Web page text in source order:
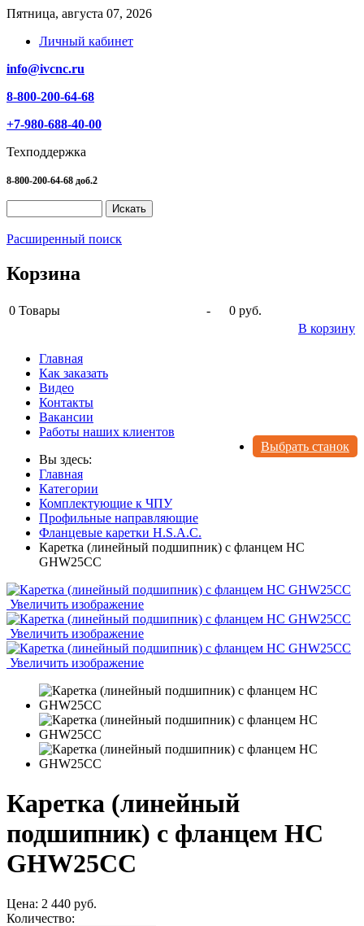
Пятница, августа 07, 2026
Личный кабинет
info@ivcnc.ru
8-800-200-64-68
+7-980-688-40-00
Техподдержка
8-800-200-64-68 доб.2
Расширенный поиск
Корзина
0 Товары -
0 руб.
В корзину
Главная
Как заказать
Видео
Контакты
Вакансии
Работы наших клиентов
Выбрать станок
Вы здесь:
Главная
Категории
Комплектующие к ЧПУ
Профильные направляющие
Фланцевые каретки H.S.A.C.
Каретка (линейный подшипник) с фланцем HC
GHW25CC
Увеличить изображение
Увеличить изображение
Увеличить изображение
Каретка (линейный
подшипник) с фланцем HC
GHW25CC
Цена: 2 440 руб.
Количество: